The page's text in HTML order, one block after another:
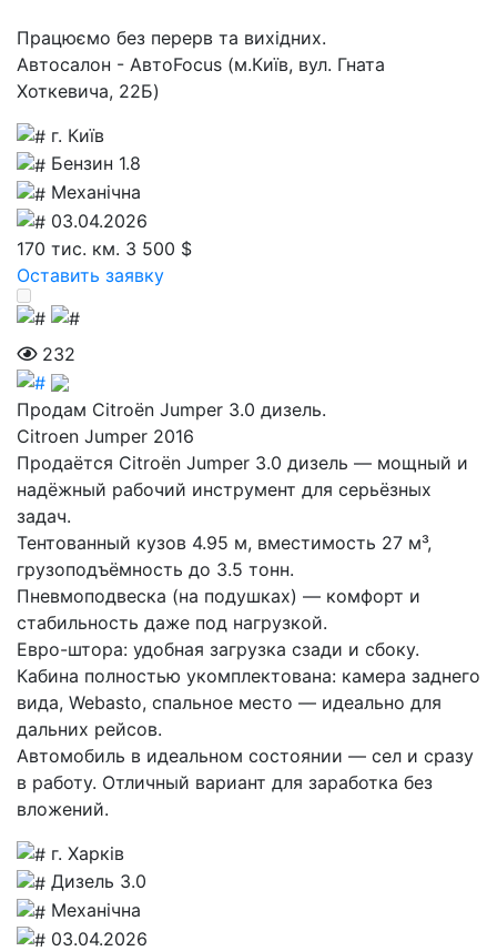
Працюємо без перерв та вихідних.
Автосалон - АвтоFocus (м.Київ, вул. Гната
Хоткевича, 22Б)
г. Київ
Бензин 1.8
Механічна
03.04.2026
170 тис. км. 3 500 $
Оставить заявку
232
Продам Citroën Jumper 3.0 дизель.
Citroen Jumper 2016
Продаётся Citroën Jumper 3.0 дизель — мощный и
надёжный рабочий инструмент для серьёзных
задач.
Тентованный кузов 4.95 м, вместимость 27 м³,
грузоподъёмность до 3.5 тонн.
Пневмоподвеска (на подушках) — комфорт и
стабильность даже под нагрузкой.
Евро-штора: удобная загрузка сзади и сбоку.
Кабина полностью укомплектована: камера заднего
вида, Webasto, спальное место — идеально для
дальних рейсов.
Автомобиль в идеальном состоянии — сел и сразу
в работу. Отличный вариант для заработка без
вложений.
г. Харків
Дизель 3.0
Механічна
03.04.2026